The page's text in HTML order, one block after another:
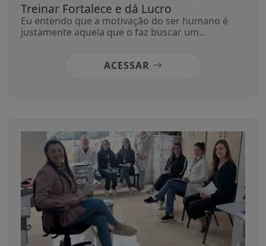
Treinar Fortalece e dá Lucro
Eu entendo que a motivação do ser humano é
justamente aquela que o faz buscar um...
ACESSAR